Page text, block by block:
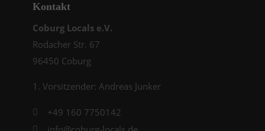
Kontakt
Coburg Locals e.V.
Rodacher Str. 67
96450 Coburg
1. Vorsitzender: Andreas Junker
+49 160 7750142